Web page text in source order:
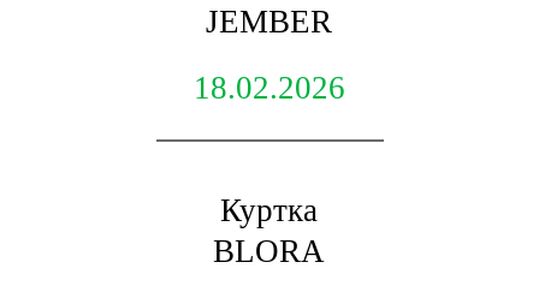
JEMBER
18.02.2026
Куртка
BLORA